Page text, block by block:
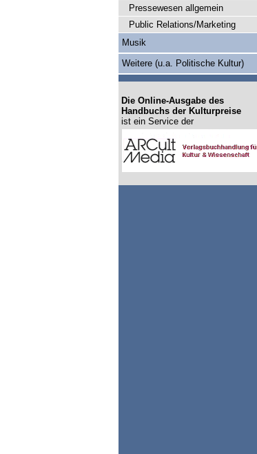
Pressewesen allgemein
Public Relations/Marketing
Musik
Weitere (u.a. Politische Kultur)
Die Online-Ausgabe des
Handbuchs der Kulturpreise
ist ein Service der